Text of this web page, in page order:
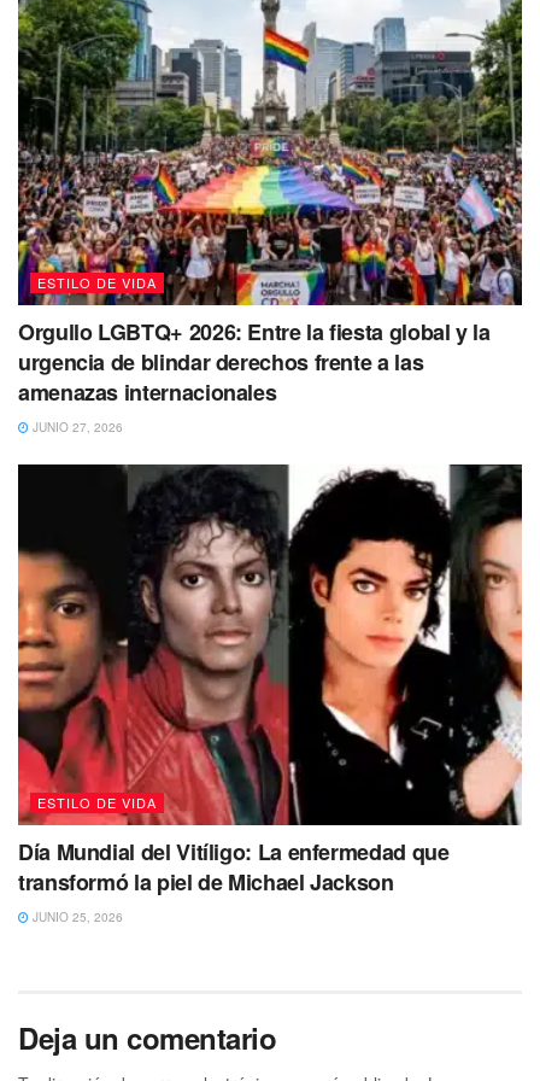
Piscis
Cuidado, porque en estos días las personas más cercanas
a ti, pueden sentirte poco compasiva, distante o egoísta. Y
esto es porque inconscientemente esperas que los demás
sean más independientes y desapegados, pero cuida lo
que dices y cómo lo dices.
ESTILO DE VIDA
Orgullo LGBTQ+ 2026: Entre la fiesta global y la
urgencia de blindar derechos frente a las
amenazas internacionales
JUNIO 27, 2026
ESTILO DE VIDA
Día Mundial del Vitíligo: La enfermedad que
transformó la piel de Michael Jackson
JUNIO 25, 2026
Deja un comentario